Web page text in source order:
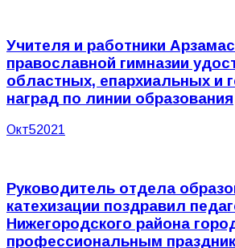
Учителя и работники
православной гимназии
областных, епархиальных и
наград по линии образования
Окт52021
Руководитель отдела
катехизации поздравил
Нижегородского района
профессиональным